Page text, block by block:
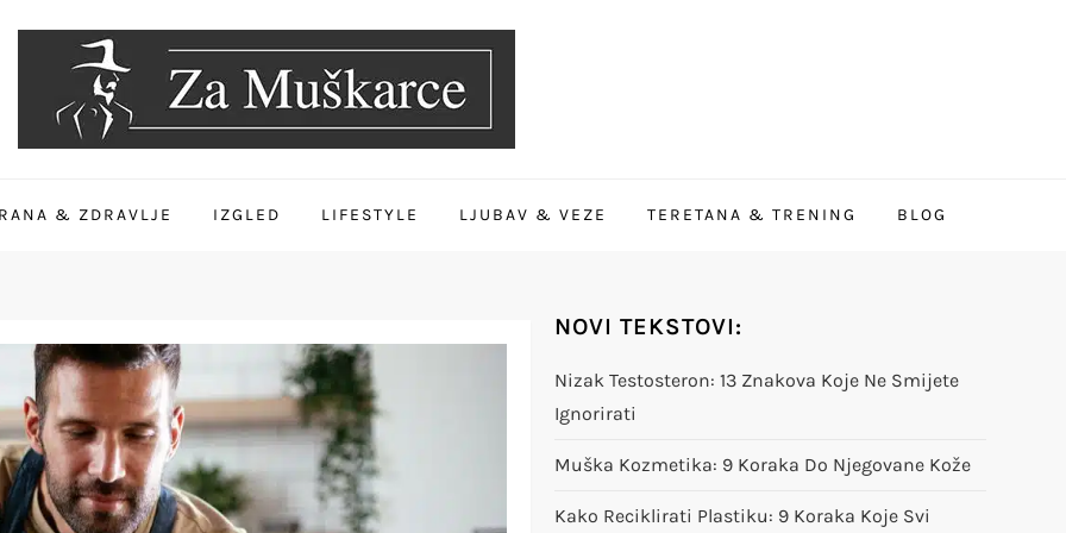
& ZDRAVLJE IZGLED LIFESTYLE LJUBAV & VEZE TERETANA & TRENING BLOG
NOVI TEKSTOVI:
Nizak Testosteron: 13 Znakova Koje Ne Smijete
Ignorirati
Muška Kozmetika: 9 Koraka Do Njegovane Kože
Kako Reciklirati Plastiku: 9 Koraka Koje Svi